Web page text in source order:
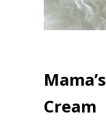
Cream